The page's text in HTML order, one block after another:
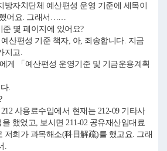
방자치단체 예산편성 운영 기준에 세목이
어요. 그래서……
준 몇 페이지에 있어요?
산편성 기준 책자, 아, 죄송합니다. 지금
지고.
게 「예산편성 운영기준 및 기금운용계획
.
사용료수입에서 현재는 212-09 기타사
했었고, 보시면 211-02 공유재산임대료
저희가 과목해소(科目解疏)를 했고요. 그래
.